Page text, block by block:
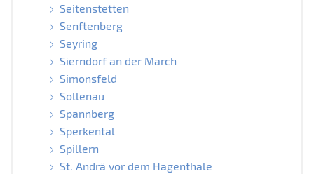
Seitenstetten
Senftenberg
Seyring
Sierndorf an der March
Simonsfeld
Sollenau
Spannberg
Sperkental
Spillern
St. Andrä vor dem Hagenthale